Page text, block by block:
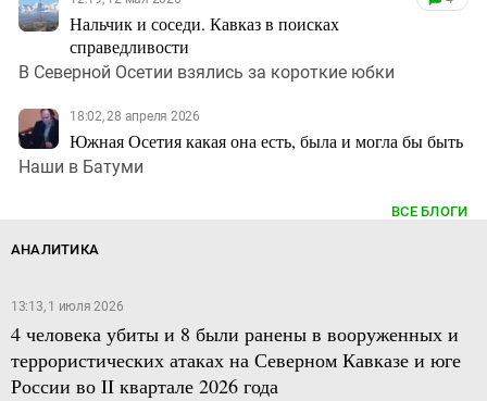
Нальчик и соседи. Кавказ в поисках
справедливости
В Северной Осетии взялись за короткие юбки
18:02, 28 апреля 2026
Южная Осетия какая она есть, была и могла бы быть
Наши в Батуми
ВСЕ БЛОГИ
АНАЛИТИКА
13:13, 1 июля 2026
4 человека убиты и 8 были ранены в вооруженных и
террористических атаках на Северном Кавказе и юге
России во II квартале 2026 года